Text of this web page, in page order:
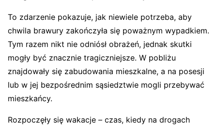
To zdarzenie pokazuje, jak niewiele potrzeba, aby
chwila brawury zakończyła się poważnym wypadkiem.
Tym razem nikt nie odniósł obrażeń, jednak skutki
mogły być znacznie tragiczniejsze. W pobliżu
znajdowały się zabudowania mieszkalne, a na posesji
lub w jej bezpośrednim sąsiedztwie mogli przebywać
mieszkańcy.
Rozpoczęły się wakacje – czas, kiedy na drogach